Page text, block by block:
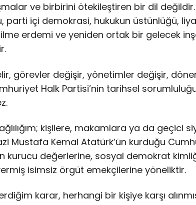
ve birbirini ötekileştiren bir dil değildir.
parti içi demokrasi, hukukun üstünlüğü,
erdemi ve yeniden ortak bir gelecek
görevler değişir, yönetimler değişir,
Halk Partisi’nin tarihsel
kişilere, makamlara ya da geçici
Mustafa Kemal Atatürk’ün kurduğu
kurucu değerlerine, sosyal demokrat
vermiş isimsiz örgüt emekçilerine yöneliktir.
karar, herhangi bir kişiye karşı